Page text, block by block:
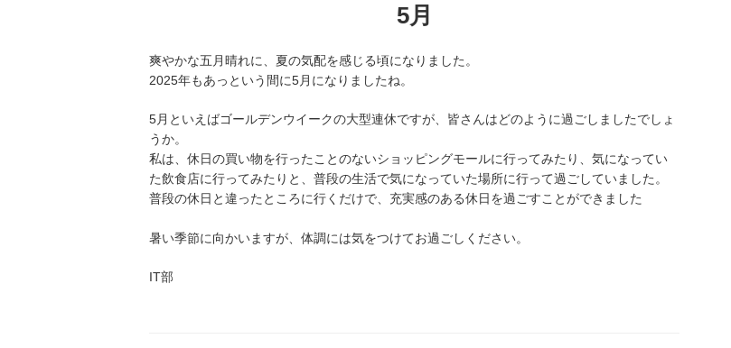
5月
爽やかな五月晴れに、夏の気配を感じる頃になりました。
2025年もあっという間に5月になりましたね。
5月といえばゴールデンウイークの大型連休ですが、皆さんはどのように過ごしましたでしょ
うか。
私は、休日の買い物を行ったことのないショッピングモールに行ってみたり、気になってい
た飲食店に行ってみたりと、普段の生活で気になっていた場所に行って過ごしていました。
普段の休日と違ったところに行くだけで、充実感のある休日を過ごすことができました
暑い季節に向かいますが、体調には気をつけてお過ごしください。
IT部